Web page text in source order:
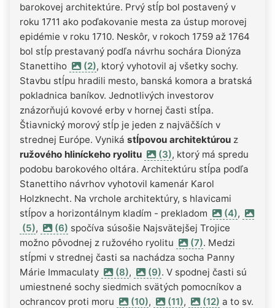
barokovej architektúre. Prvý stĺp bol postavený v
roku 1711 ako poďakovanie mesta za ústup morovej
epidémie v roku 1710. Neskôr, v rokoch 1759 až 1764
bol stĺp prestavaný podľa návrhu sochára Dionýza
Stanettiho
(2), ktorý vyhotovil aj všetky sochy.
Stavbu stĺpu hradili mesto, banská komora a bratská
pokladnica baníkov. Jednotlivých investorov
znázorňujú kovové erby v hornej časti stĺpa.
Štiavnický morový stĺp je jeden z najväčších v
strednej Európe. Vyniká stĺpovou architektúrou z
ružového hliníckeho ryolitu
(3), ktorý má spredu
podobu barokového oltára. Architektúru stĺpa podľa
Stanettiho návrhov vyhotovil kamenár Karol
Holzknecht. Na vrchole architektúry, s hlavicami
stĺpov a horizontálnym kladím - prekladom
(4),
(5), (6) spočíva súsošie Najsvätejšej Trojice
možno pôvodnej z ružového ryolitu
(7). Medzi
stĺpmi v strednej časti sa nachádza socha Panny
Márie Immaculaty
(8), (9). V spodnej časti sú
umiestnené sochy siedmich svätých pomocníkov a
ochrancov proti moru
(10), (11), (12) a to sv.